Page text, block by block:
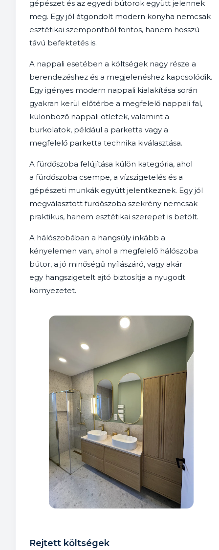
gépészet és az egyedi bútorok együtt jelennek
meg. Egy jól átgondolt modern konyha nemcsak
esztétikai szempontból fontos, hanem hosszú
távú befektetés is.
A nappali esetében a költségek nagy része a
berendezéshez és a megjelenéshez kapcsolódik.
Egy igényes modern nappali kialakítása során
gyakran kerül előtérbe a megfelelő nappali fal,
különböző nappali ötletek, valamint a
burkolatok, például a parketta vagy a
megfelelő parketta technika kiválasztása.
A fürdőszoba felújítása külön kategória, ahol
a fürdőszoba csempe, a vízszigetelés és a
gépészeti munkák együtt jelentkeznek. Egy jól
megválasztott fürdőszoba szekrény nemcsak
praktikus, hanem esztétikai szerepet is betölt.
A hálószobában a hangsúly inkább a
kényelemen van, ahol a megfelelő hálószoba
bútor, a jó minőségű nyílászáró, vagy akár
egy hangszigetelt ajtó biztosítja a nyugodt
környezetet.
Rejtett költségek